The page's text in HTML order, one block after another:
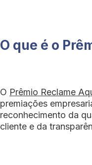
O que é o
O Prêmio Reclame
premiações
reconhecimento da
cliente e da